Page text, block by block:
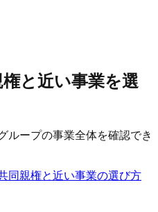
と近い事業を選
ループの事業全体を確認でき
同親権と近い事業の選び方